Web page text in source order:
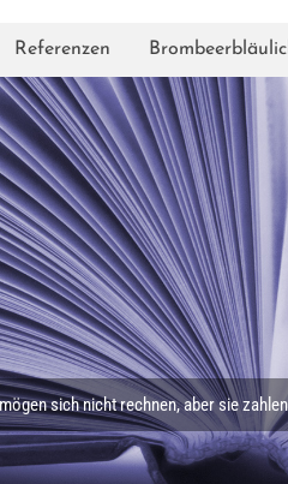
Referenzen
sich nicht rechnen, aber sie